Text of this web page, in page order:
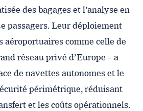
des bagages et l’analyse en
passagers. Leur déploiement
aéroportuaires comme celle de
réseau privé d’Europe – a
de navettes autonomes et le
périmétrique, réduisant
et les coûts opérationnels.